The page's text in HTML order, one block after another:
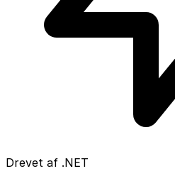
Drevet af .NET